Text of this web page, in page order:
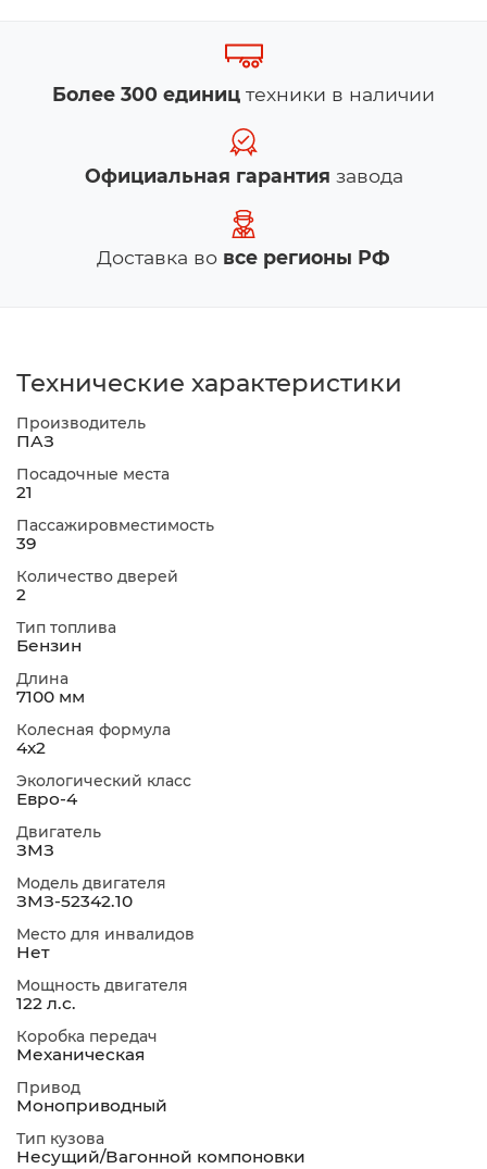
Более 300 единиц техники в наличии
Официальная гарантия завода
Доставка во все регионы РФ
Технические характеристики
Производитель
ПАЗ
Посадочные места
21
Пассажировместимость
39
Количество дверей
2
Тип топлива
Бензин
Длина
7100 мм
Колесная формула
4х2
Экологический класс
Евро-4
Двигатель
ЗМЗ
Модель двигателя
ЗМЗ-52342.10
Место для инвалидов
Нет
Мощность двигателя
122 л.с.
Коробка передач
Механическая
Привод
Моноприводный
Тип кузова
Несущий/Вагонной компоновки